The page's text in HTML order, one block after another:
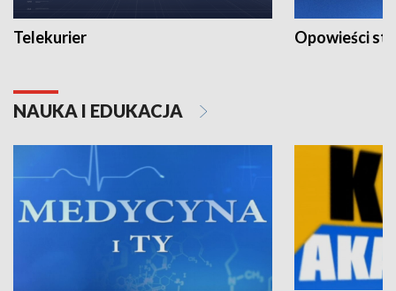
Telekurier Opowieści
NAUKA I EDUKACJA